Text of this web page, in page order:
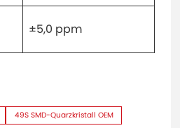
±5,0 ppm
49S SMD-Quarzkristall OEM